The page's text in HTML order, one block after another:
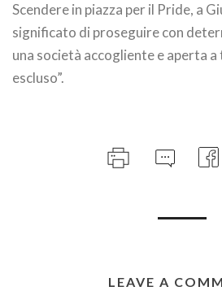
Scendere in piazza per il Pride, a
significato di proseguire con
una società accogliente e aperta
escluso”.
LEAVE A